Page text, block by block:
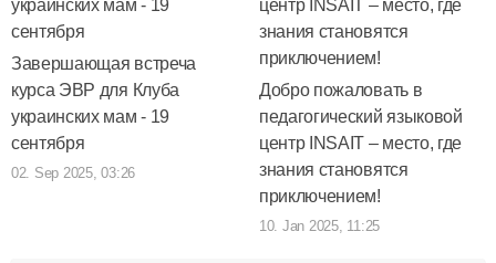
Завершающая встреча
курса ЭВР для Клуба
украинских мам - 19
сентября
02. Sep 2025, 03:26
Добро пожаловать в
педагогический языковой
центр INSAIT – место, где
знания становятся
приключением!
10. Jan 2025, 11:25